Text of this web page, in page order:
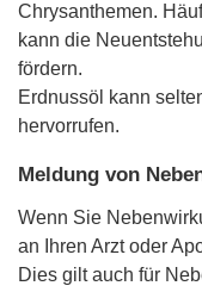
Chrysanthemen.
kann die
fördern.
Erdnussöl kann
hervorrufen.
Meldung von
Wenn Sie
an Ihren Arzt oder
Dies gilt auch für